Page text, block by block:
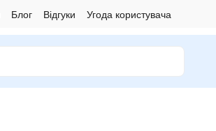
Блог Відгуки Угода користувача